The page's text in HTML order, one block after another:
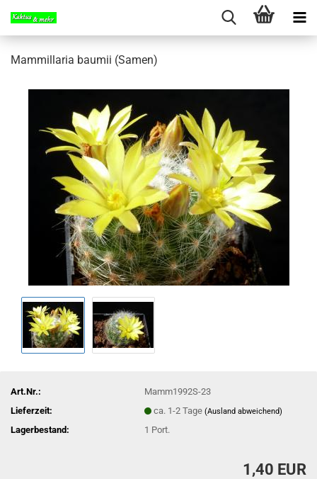
Mammillaria baumii (Samen)
Art.Nr.:
Mamm1992S-23
Lieferzeit:
ca. 1-2 Tage(Ausland abweichend)
Lagerbestand: 1 Port.
1,40 EUR